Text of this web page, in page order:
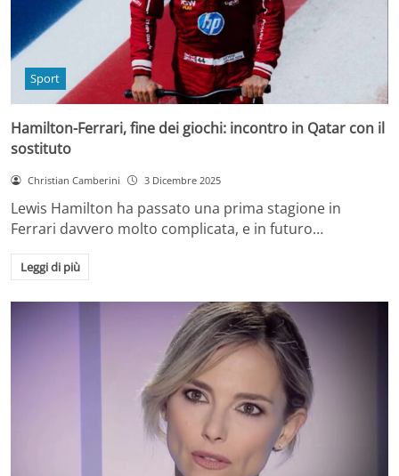
Sport
Hamilton-Ferrari, fine dei giochi: incontro in Qatar con il
sostituto
Christian Camberini 3 Dicembre 2025
Lewis Hamilton ha passato una prima stagione in
Ferrari davvero molto complicata, e in futuro…
Leggi di più